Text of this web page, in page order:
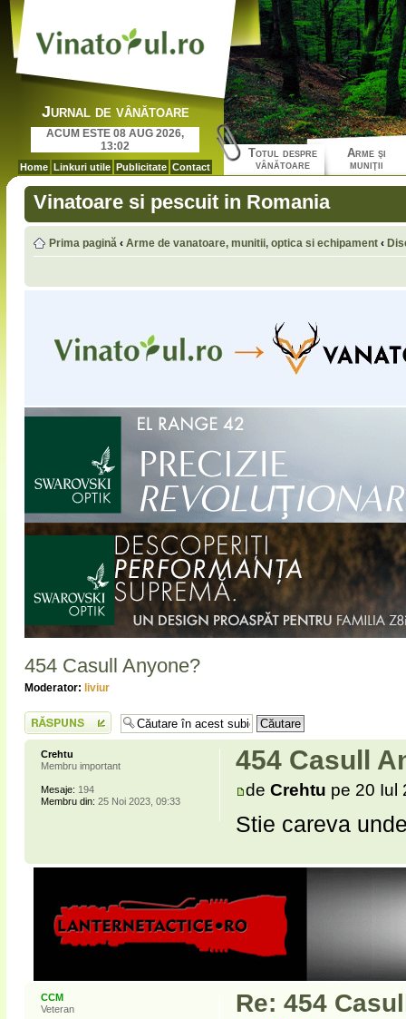
Jurnal de vânătoare
ACUM ESTE 08 AUG 2026,
13:02
Home Linkuri utile Publicitate Contact
Totul despre
vânătoare
Arme şi
muniţii
Vinatoare si pescuit in Romania
Prima pagină ‹ Arme de vanatoare, munitii, optica si echipament ‹
454 Casull Anyone?
Moderator: liviur
Scrie un răspuns
454 Casull
deCrehtu pe 20 Iul
Stie careva
Crehtu
Membru important
Mesaje: 194
Membru din: 25 Noi 2023, 09:33
Re: 454
CCM
Veteran